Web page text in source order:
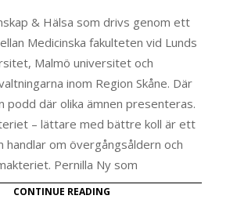
& Hälsa som drivs genom ett
Medicinska fakulteten vid Lunds
Malmö universitet och
inom Region Skåne. Där
podd där olika ämnen presenteras.
– lättare med bättre koll är ett
handlar om övergångsåldern och
Pernilla Ny som
CONTINUE READING